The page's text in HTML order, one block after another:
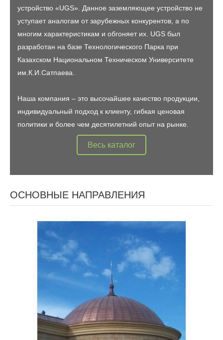
устройство «UGS». Данное заземляющее устройство не
уступает аналогам от зарубежных конкурентов, а по
многим характеристикам и обгоняет их. UGS был
разработан на базе Технологического Парка при
Казахском Национальном Техническом Университете
им.К.И.Сатпаева.
Наша компания – это высочайшее качество продукции,
индивидуальный подход к клиенту, гибкая ценовая
политики и более чем десятилетний опыт на рынке.
Весь каталог
ОСНОВНЫЕ НАПРАВЛЕНИЯ